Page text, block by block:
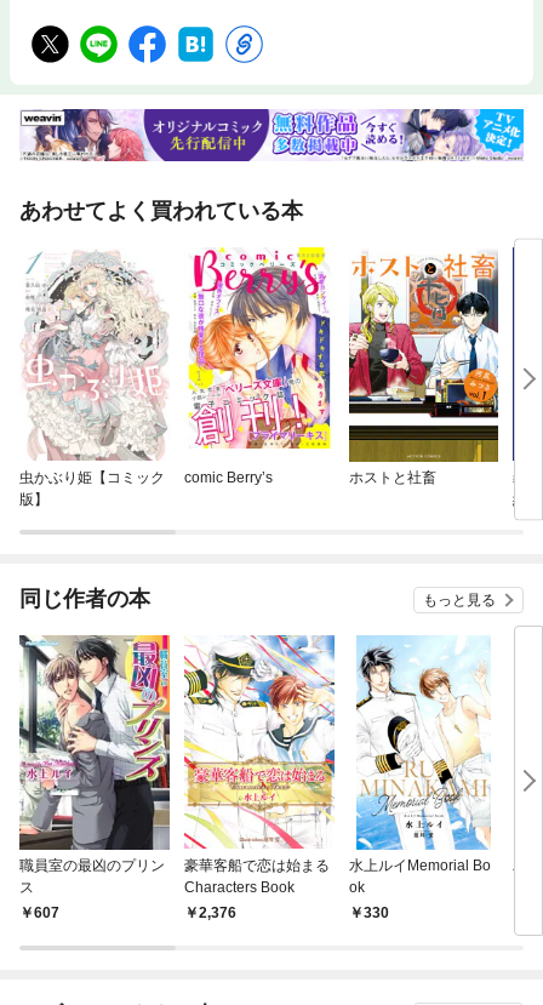
あわせてよく買われている本
虫かぶり姫【コミック
版】
comic Berry’s ホストと社畜
義
約
私
同じ作者の本 もっと見る
職員室の最凶のプリン
ス
607
豪華客船で恋は始まる
Characters Book
2,376
水上ルイMemorial Bo
ok
330
パ